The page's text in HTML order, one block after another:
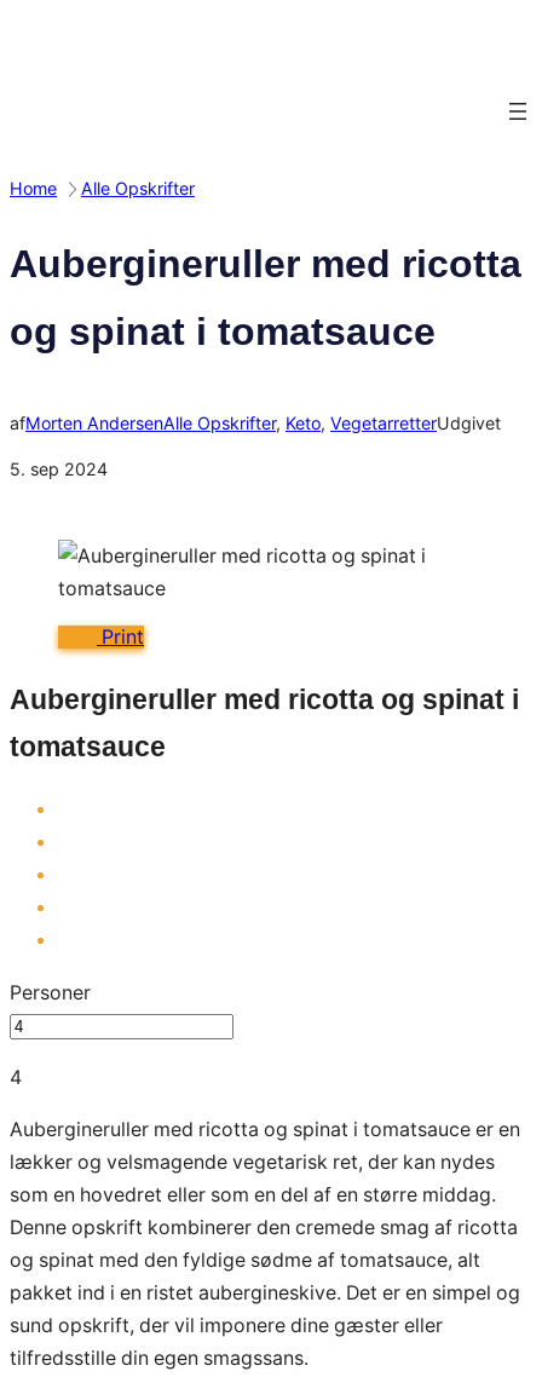
Home Alle Opskrifter
Aubergineruller med ricotta
og spinat i tomatsauce
afMorten AndersenAlle Opskrifter, Keto, VegetarretterUdgivet
5. sep 2024
Print
Aubergineruller med ricotta og spinat i
tomatsauce
Personer
4
Aubergineruller med ricotta og spinat i tomatsauce er en
lækker og velsmagende vegetarisk ret, der kan nydes
som en hovedret eller som en del af en større middag.
Denne opskrift kombinerer den cremede smag af ricotta
og spinat med den fyldige sødme af tomatsauce, alt
pakket ind i en ristet aubergineskive. Det er en simpel og
sund opskrift, der vil imponere dine gæster eller
tilfredsstille din egen smagssans.